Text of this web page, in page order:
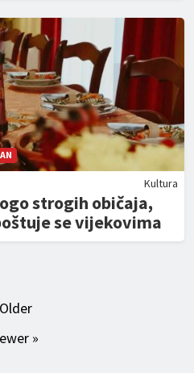
Kultura
strogih običaja,
se vijekovima
»